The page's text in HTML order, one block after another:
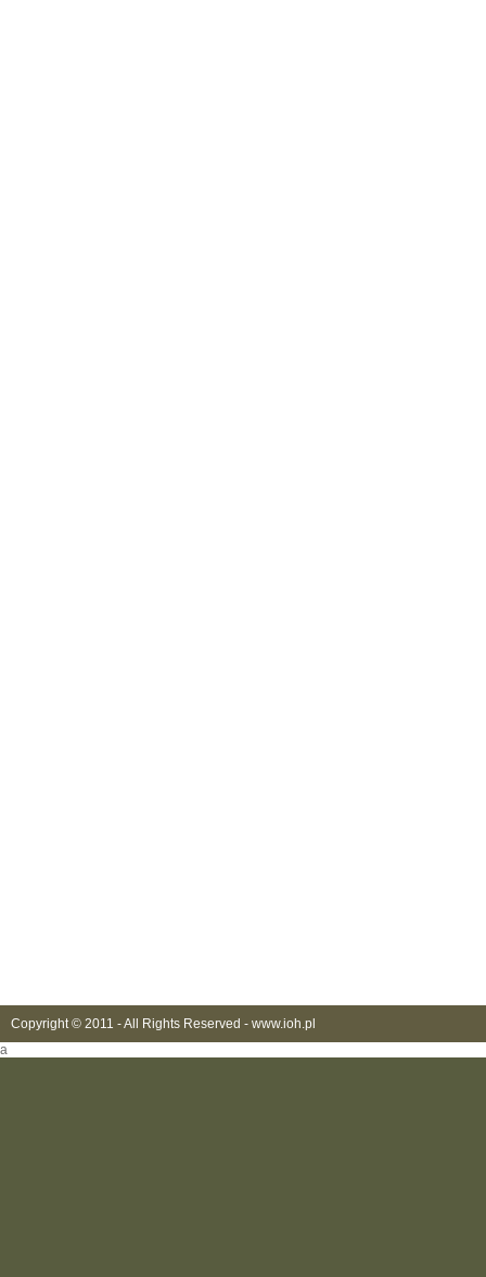
Copyright © 2011 - All Rights Reserved - www.ioh.pl
a